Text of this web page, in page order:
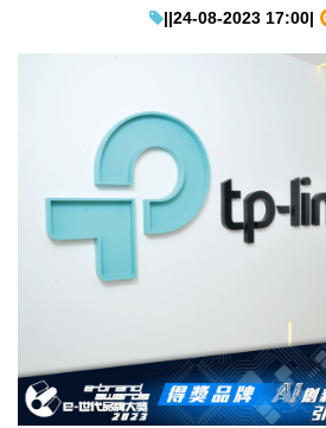
遊戲動漫
IT Times
生成式AI與雲端應用
Enterprise Digital Transformation
||24-08-2023 17:00|